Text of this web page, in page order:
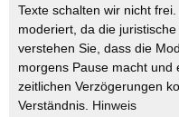
Texte schalten wir nicht
moderiert, da die
verstehen Sie, dass die
morgens Pause macht und
zeitlichen Verzögerungen
Verständnis. Hinweis